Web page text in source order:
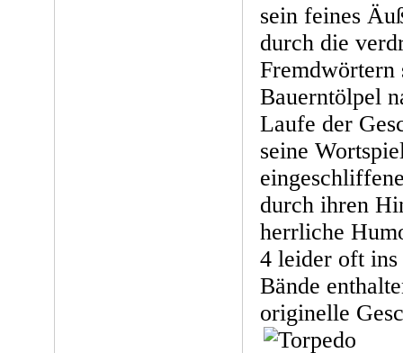
sein feines
durch die
Fremdwörtern
Bauerntölpel
Laufe der
seine
durch ihren
herrliche
4 leider oft
Bände
originelle